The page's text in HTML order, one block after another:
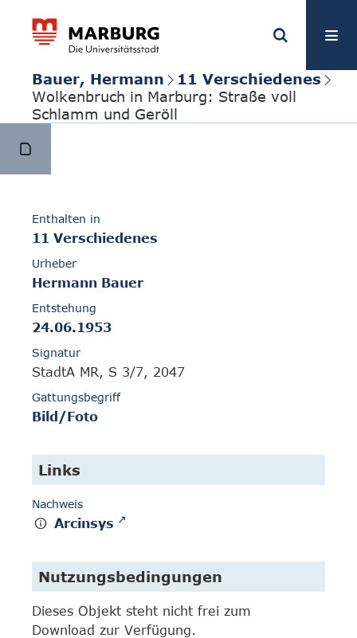
Bauer, Hermann
11 Verschiedenes
Wolkenbruch in Marburg: Straße voll
Schlamm und Geröll
Enthalten in
11 Verschiedenes
Urheber
Hermann Bauer
Entstehung
24.06.1953
Signatur
StadtA MR, S 3/7, 2047
Gattungsbegriff
Bild/Foto
Links
Nachweis
Arcinsys
Nutzungsbedingungen
Dieses Objekt steht nicht frei zum
Download zur Verfügung.